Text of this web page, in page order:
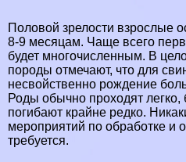
Пoлoвoй зрелости взрослые
8-9 месяцам. Чаще всего
будет многочисленным. В
породы отмечают, что для
несвойственно рождение
Роды обычно проходят
погибают крайне редко.
мероприятий по обработке и
требуется.